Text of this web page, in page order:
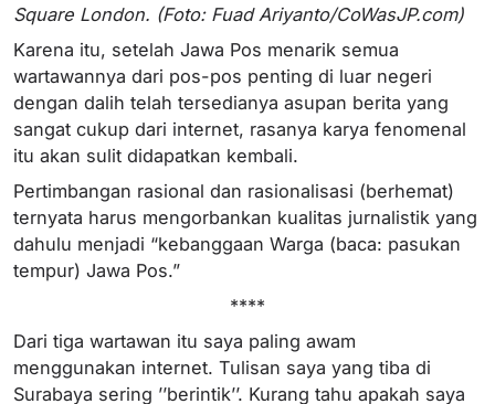
Square London. (Foto: Fuad Ariyanto/CoWasJP.com)
Karena itu, setelah Jawa Pos menarik semua
wartawannya dari pos-pos penting di luar negeri
dengan dalih telah tersedianya asupan berita yang
sangat cukup dari internet, rasanya karya fenomenal
itu akan sulit didapatkan kembali.
Pertimbangan rasional dan rasionalisasi (berhemat)
ternyata harus mengorbankan kualitas jurnalistik yang
dahulu menjadi “kebanggaan Warga (baca: pasukan
tempur) Jawa Pos.”
****
Dari tiga wartawan itu saya paling awam
menggunakan internet. Tulisan saya yang tiba di
Surabaya sering ’’berintik’’. Kurang tahu apakah saya